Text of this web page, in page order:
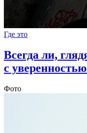
Где это
Всегда ли,
с уверенностью
Фото